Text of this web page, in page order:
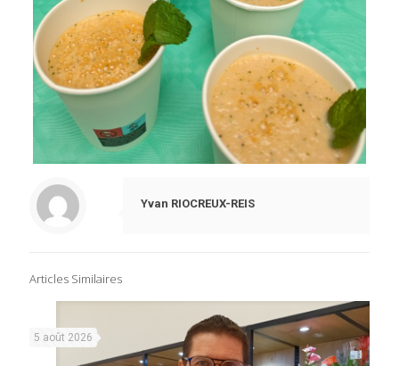
Yvan RIOCREUX-REIS
Articles Similaires
5 août 2026